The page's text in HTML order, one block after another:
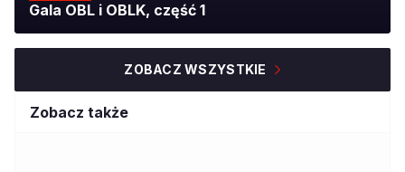
Gala OBL i OBLK, część 1
ZOBACZ WSZYSTKIE
Zobacz także